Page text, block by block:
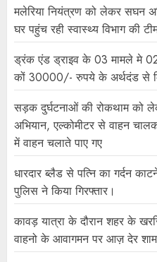
मलेरिया नियंत्रण को लेकर सघन
घर पहुंच रही स्वास्थ्य विभाग की
ड्रंक एंड ड्राइव के 03 मामले मे
कों 30000/- रुपये के अर्थदंड से
सड़क दुर्घटनाओं की रोकथाम को
अभियान, एल्कोमीटर से वाहन
में वाहन चलाते पाए गए
धारदार ब्लैड से पत्नि का गर्दन
पुलिस ने किया गिरफ्तार।
कावड़ यात्रा के दौरान शहर के
वाहनो के आवागमन पर आज़ देर शाम